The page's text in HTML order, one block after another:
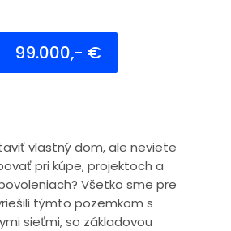
99.000,- €
vlastný dom, ale neviete
pri kúpe, projektoch a
Všetko sme pre
týmto pozemkom s
sieťmi, so základovou